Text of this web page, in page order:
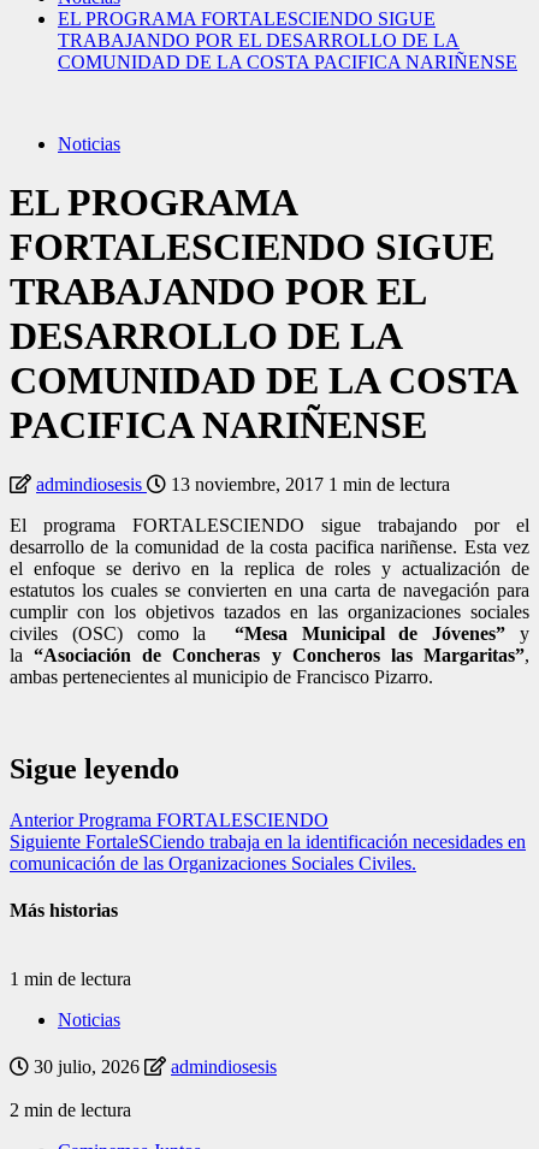
EL PROGRAMA FORTALESCIENDO SIGUE
TRABAJANDO POR EL DESARROLLO DE LA
COMUNIDAD DE LA COSTA PACIFICA NARIÑENSE
Noticias
EL PROGRAMA
FORTALESCIENDO SIGUE
TRABAJANDO POR EL
DESARROLLO DE LA
COMUNIDAD DE LA COSTA
PACIFICA NARIÑENSE
admindiosesis 13 noviembre, 2017 1 min de lectura
El programa FORTALESCIENDO sigue trabajando por el
desarrollo de la comunidad de la costa pacifica nariñense. Esta vez
el enfoque se derivo en la replica de roles y actualización de
estatutos los cuales se convierten en una carta de navegación para
cumplir con los objetivos tazados en las organizaciones sociales
civiles (OSC) como la “Mesa Municipal de Jóvenes”y
la“Asociación de Concheras y Concheros las Margaritas”,
ambas pertenecientes al municipio de Francisco Pizarro.
Sigue leyendo
AnteriorPrograma FORTALESCIENDO
Siguiente FortaleSCiendo trabaja en la identificación necesidades en
comunicación de las Organizaciones Sociales Civiles.
Más historias
1 min de lectura
Noticias
30 julio, 2026 admindiosesis
2 min de lectura